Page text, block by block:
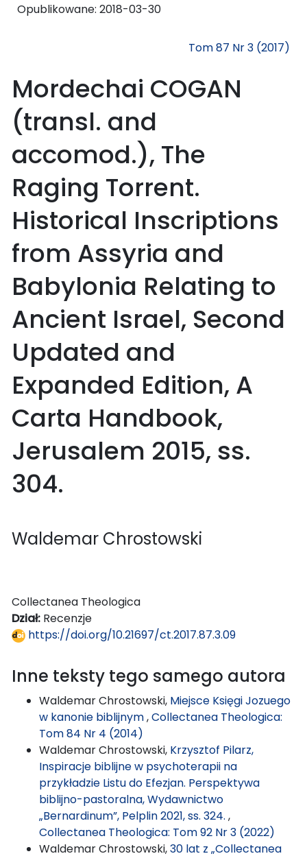
Opublikowane: 2018-03-30
Tom 87 Nr 3 (2017)
Mordechai COGAN
(transl. and
accomod.), The
Raging Torrent.
Historical Inscriptions
from Assyria and
Babylonia Relating to
Ancient Israel, Second
Updated and
Expanded Edition, A
Carta Handbook,
Jerusalem 2015, ss.
304.
Waldemar Chrostowski
Collectanea Theologica
Dział: Recenzje
https://doi.org/10.21697/ct.2017.87.3.09
Inne teksty tego samego autora
Waldemar Chrostowski, Miejsce Księgi Jozuego
w kanonie biblijnym,Collectanea Theologica:
Tom 84 Nr 4 (2014)
Waldemar Chrostowski, Krzysztof Pilarz,
Inspiracje biblijne w psychoterapii na
przykładzie Listu do Efezjan. Perspektywa
biblijno-pastoralna, Wydawnictwo
„Bernardinum”, Pelplin 2021, ss. 324. ,
Collectanea Theologica: Tom 92 Nr 3 (2022)
Waldemar Chrostowski,30 lat z „Collectanea